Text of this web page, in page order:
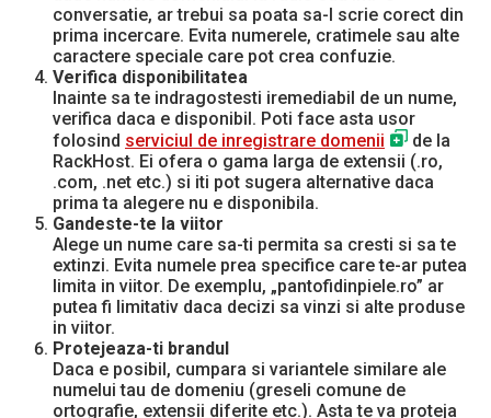
conversatie, ar trebui sa poata sa-l scrie corect din
prima incercare. Evita numerele, cratimele sau alte
caractere speciale care pot crea confuzie.
Verifica disponibilitatea
Inainte sa te indragostesti iremediabil de un nume,
verifica daca e disponibil. Poti face asta usor
folosind serviciul de inregistrare domenii
de la
RackHost. Ei ofera o gama larga de extensii (.ro,
.com, .net etc.) si iti pot sugera alternative daca
prima ta alegere nu e disponibila.
Gandeste-te la viitor
Alege un nume care sa-ti permita sa cresti si sa te
extinzi. Evita numele prea specifice care te-ar putea
limita in viitor. De exemplu, „pantofidinpiele.ro” ar
putea fi limitativ daca decizi sa vinzi si alte produse
in viitor.
Protejeaza-ti brandul
Daca e posibil, cumpara si variantele similare ale
numelui tau de domeniu (greseli comune de
ortografie, extensii diferite etc.). Asta te va proteja